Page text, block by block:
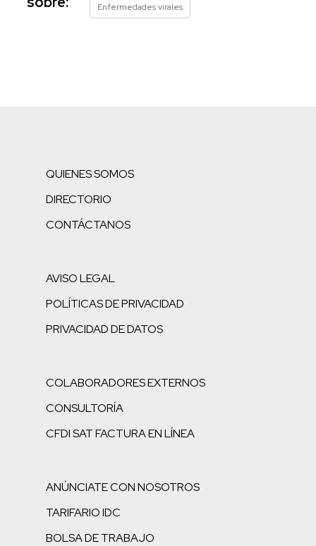
Enfermedades virales
QUIENES SOMOS
DIRECTORIO
CONTÁCTANOS
AVISO LEGAL
POLÍTICAS DE PRIVACIDAD
PRIVACIDAD DE DATOS
COLABORADORES EXTERNOS
CONSULTORÍA
CFDI SAT FACTURA EN LÍNEA
ANÚNCIATE CON NOSOTROS
TARIFARIO IDC
BOLSA DE TRABAJO